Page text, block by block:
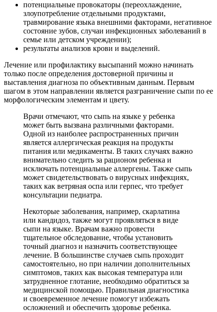
потенциальные провокаторы (переохлаждение,
злоупотребление отдельными продуктами,
травмирование языка внешними факторами, негативное
состояние зубов, случаи инфекционных заболеваний в
семье или детском учреждении);
результаты анализов крови и выделений.
Лечение или профилактику высыпаний можно начинать
только после определения достоверной причины и
выставления диагноза по объективным данным. Первым
шагом в этом направлении является разграничение сыпи по ее
морфологическим элементам и цвету.
Врачи отмечают, что сыпь на языке у ребенка
может быть вызвана различными факторами.
Одной из наиболее распространенных причин
является аллергическая реакция на продукты
питания или медикаменты. В таких случаях важно
внимательно следить за рационом ребенка и
исключать потенциальные аллергены. Также сыпь
может свидетельствовать о вирусных инфекциях,
таких как ветряная оспа или герпес, что требует
консультации педиатра.
Некоторые заболевания, например, скарлатина
или кандидоз, также могут проявляться в виде
сыпи на языке. Врачам важно провести
тщательное обследование, чтобы установить
точный диагноз и назначить соответствующее
лечение. В большинстве случаев сыпь проходит
самостоятельно, но при наличии дополнительных
симптомов, таких как высокая температура или
затрудненное глотание, необходимо обратиться за
медицинской помощью. Правильная диагностика
и своевременное лечение помогут избежать
осложнений и обеспечить здоровье ребенка.